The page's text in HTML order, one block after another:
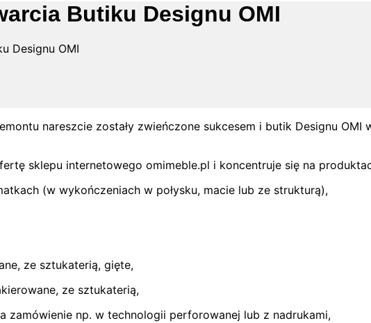
Butiku Designu OMI
Designu OMI
nareszcie zostały zwieńczone sukcesem i butik Designu
sklepu internetowego omimeble.pl i koncentruje się na
(w wykończeniach w połysku, macie lub ze strukturą),
ze sztukaterią, gięte,
ze sztukaterią,
zamówienie np. w technologii perforowanej lub z nadrukami,